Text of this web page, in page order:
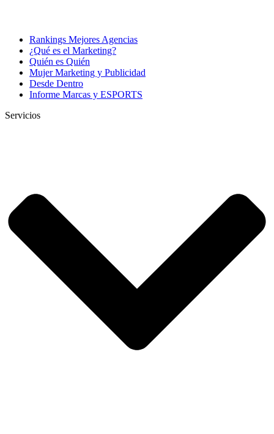
Rankings Mejores Agencias
¿Qué es el Marketing?
Quién es Quién
Mujer Marketing y Publicidad
Desde Dentro
Informe Marcas y ESPORTS
Servicios